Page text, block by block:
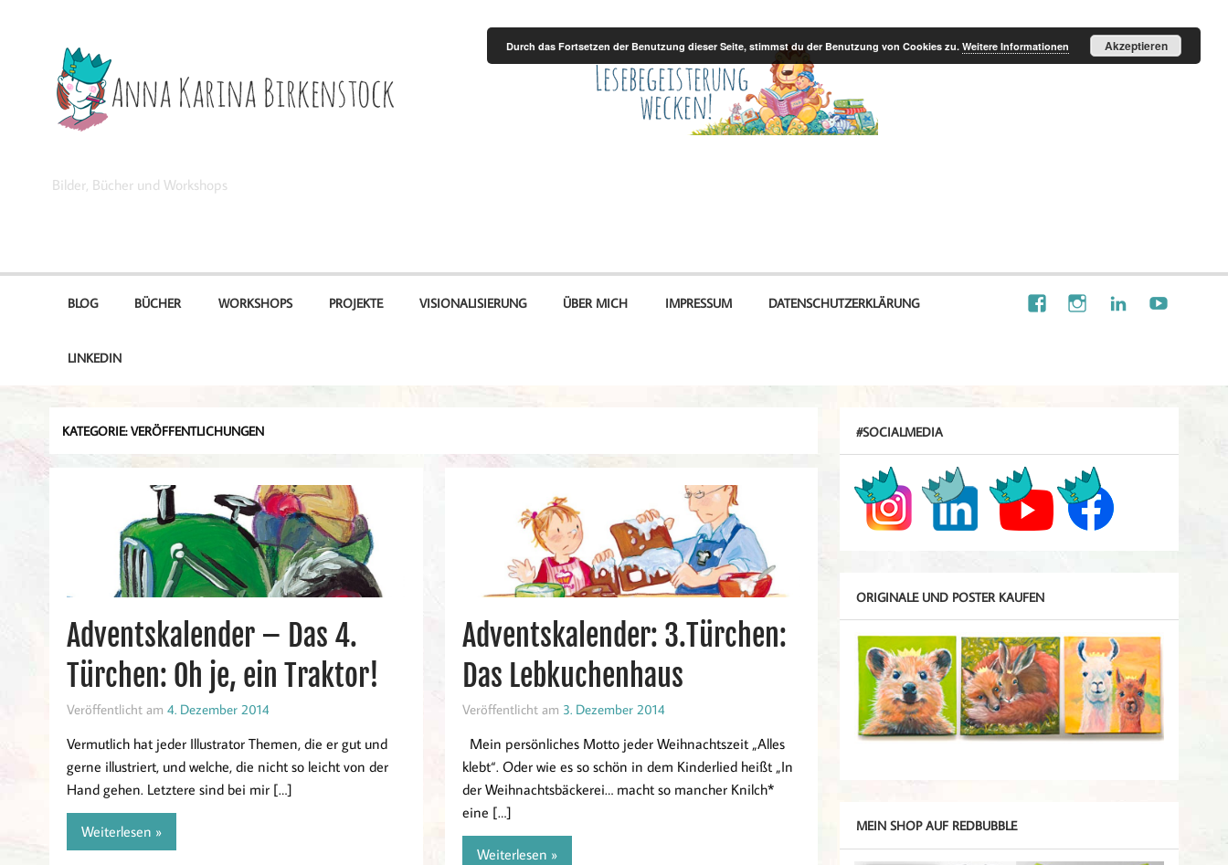
Bilder, Bücher und Workshops
BLOG BÜCHER WORKSHOPS PROJEKTE VISIONALISIERUNG ÜBER MICH IMPRESSUM DATENSCHUTZERKLÄRUNG
LINKEDIN
KATEGORIE:VERÖFFENTLICHUNGEN
Adventskalender – Das 4.
Türchen: Oh je, ein Traktor!
Veröffentlicht am 4. Dezember 2014
Vermutlich hat jeder Illustrator Themen, die er gut und
gerne illustriert, und welche, die nicht so leicht von der
Hand gehen. Letztere sind bei mir […]
Weiterlesen »
Adventskalender: 3.Türchen:
Das Lebkuchenhaus
Veröffentlicht am 3. Dezember 2014
Mein persönliches Motto jeder Weihnachtszeit „Alles
klebt“. Oder wie es so schön in dem Kinderlied heißt „In
der Weihnachtsbäckerei… macht so mancher Knilch*
eine […]
Weiterlesen »
#SOCIALMEDIA
ORIGINALE UND POSTER KAUFEN
MEIN SHOP AUF REDBUBBLE
Durch das Fortsetzen der Benutzung dieser Seite, stimmst du der Benutzung von Cookies zu. Weitere Informationen Akzeptieren